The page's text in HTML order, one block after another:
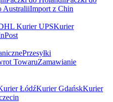
AustraliiImport z Chin
Kurier UPSKurier
Przesyłki
TowaruZamawianie
ŁódźKurier GdańskKurier